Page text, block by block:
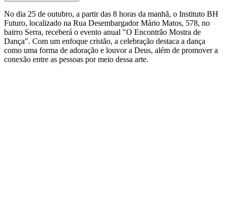
No dia 25 de outubro, a partir das 8 horas da manhã, o Instituto BH
Futuro, localizado na Rua Desembargador Mário Matos, 578, no
bairro Serra, receberá o evento anual "O Encontrão Mostra de
Dança". Com um enfoque cristão, a celebração destaca a dança
como uma forma de adoração e louvor a Deus, além de promover a
conexão entre as pessoas por meio dessa arte.